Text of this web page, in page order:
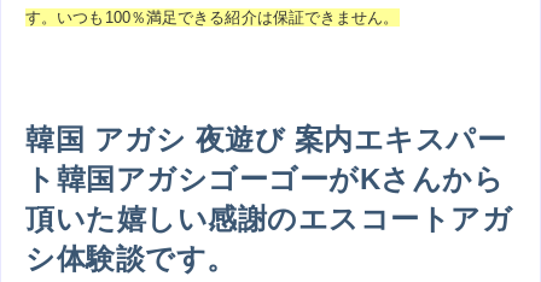
す。いつも100％満足できる紹介は保証できません。
韓国 アガシ 夜遊び 案内エキスパー
ト韓国アガシゴーゴーがKさんから
頂いた嬉しい感謝のエスコートアガ
シ体験談です。